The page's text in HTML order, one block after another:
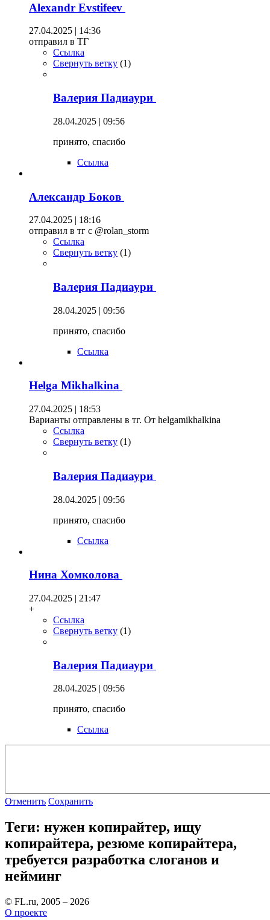
Alexandr Evstifeev
27.04.2025 | 14:36
отправил в ТГ
Ссылка
Свернуть ветку (1)
Валерия Падиаури
28.04.2025 | 09:56
принято, спасибо
Ссылка
Александр Боков
27.04.2025 | 18:16
отправил в тг с @rolan_storm
Ссылка
Свернуть ветку (1)
Валерия Падиаури
28.04.2025 | 09:56
принято, спасибо
Ссылка
Helga Mikhalkina
27.04.2025 | 18:53
Варианты отправлены в тг. От helgamikhalkina
Ссылка
Свернуть ветку (1)
Валерия Падиаури
28.04.2025 | 09:56
принято, спасибо
Ссылка
Нина Хомколова
27.04.2025 | 21:47
+
Ссылка
Свернуть ветку (1)
Валерия Падиаури
28.04.2025 | 09:56
принято, спасибо
Ссылка
Отменить Сохранить
Теги: нужен копирайтер, ищу
копирайтера, резюме копирайтера,
требуется разработка слоганов и
нейминг
© FL.ru, 2005 – 2026
О проекте